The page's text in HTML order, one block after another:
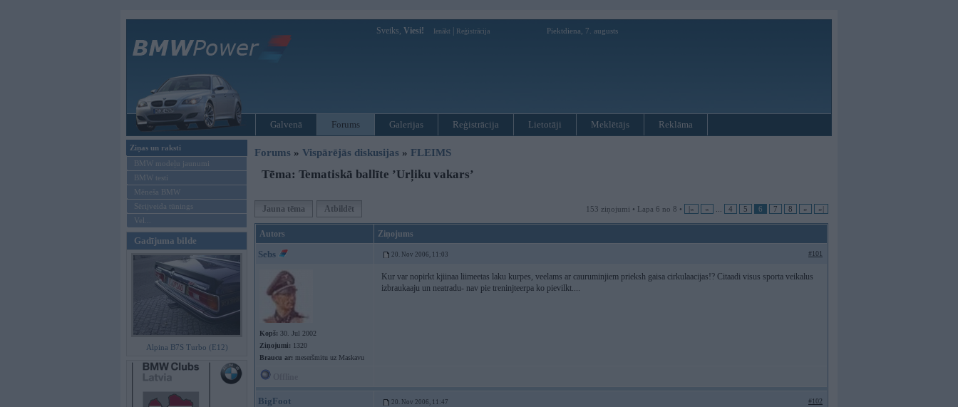
Sveiks, Viesi! Ienākt Reģistrācija Piektdiena, 7. augusts
Galvenā Forums Galerijas Reģistrācija Lietotāji Meklētājs Reklāma
Ziņas un raksti
BMW modeļu jaunumi
BMW testi
Mēneša BMW
Sērijveida tūnings
Vel...
Gadījuma bilde
Alpina B7S Turbo (E12)
Forums » Vispārējās diskusijas » FLEIMS
Tēma: Tematiskā ballīte ’Urļiku vakars’
Jauna tēma Atbildēt 153 ziņojumi • Lapa 6 no 8 • |« « 4 5 6 7 8 » »|
Autors Ziņojums
Sebs 20. Nov 2006, 11:03 #101
Kopš: 30. Jul 2002
Ziņojumi: 1320
Braucu ar: meseršmitu uz Maskavu
Kur var nopirkt kjiinaa liimeetas laku kurpes, veelams ar cauruminjiem prieksh gaisa cirkulaacijas!? Citaadi visus sporta veikalus
izbraukaaju un neatradu- nav pie treninjteerpa ko pievilkt....
BigFoot 20. Nov 2006, 11:47 #102